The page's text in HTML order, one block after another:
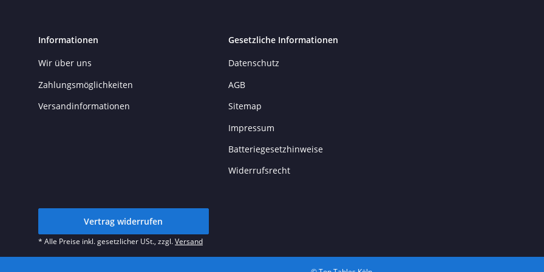
Informationen
Wir über uns
Zahlungsmöglichkeiten
Versandinformationen
Gesetzliche Informationen
Datenschutz
AGB
Sitemap
Impressum
Batteriegesetzhinweise
Widerrufsrecht
Vertrag widerrufen
* Alle Preise inkl. gesetzlicher USt., zzgl.Versand